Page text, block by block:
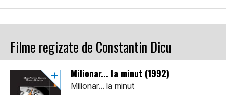
Filme regizate de Constantin Dicu
Milionar... la minut (1992)
Milionar... la minut